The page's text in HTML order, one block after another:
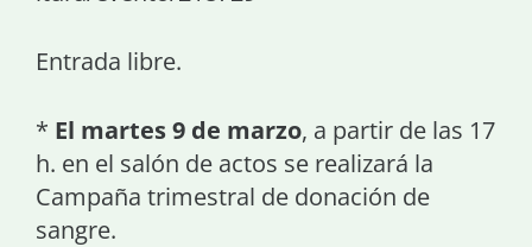
Entrada libre.
* El martes 9 de marzo, a partir de las 17
h. en el salón de actos se realizará la
Campaña trimestral de donación de
sangre.